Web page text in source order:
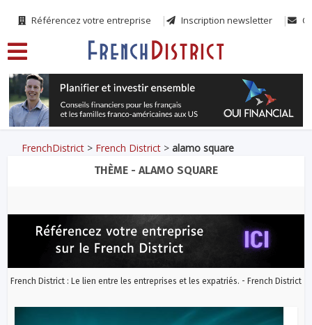
Référencez votre entreprise Inscription newsletter
FrenchDistrict > French District >alamo square
THÈME - ALAMO SQUARE
French District : Le lien entre les entreprises et les expatriés. - French District